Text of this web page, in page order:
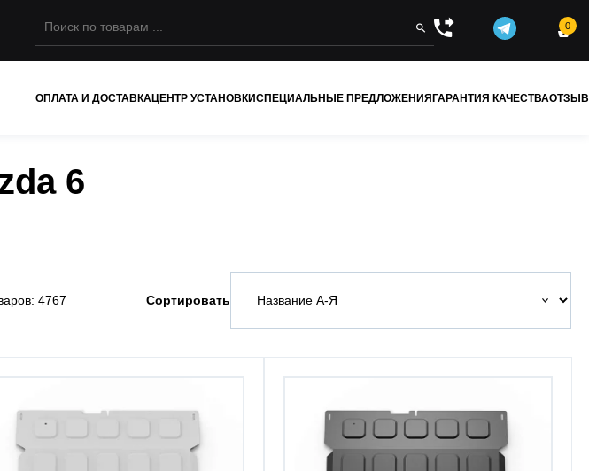
 
0
ОПЛАТА И ДОСТАВКАЦЕНТР УСТАНОВКИСПЕЦИАЛЬНЫЕ ПРЕДЛОЖЕНИЯГАРАНТИЯ КАЧЕСТВА
6
4767 Сортировать